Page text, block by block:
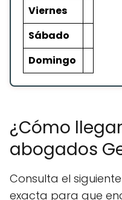
Viernes
Sábado
Domingo
¿Cómo
abogados
Consulta el
exacta para que